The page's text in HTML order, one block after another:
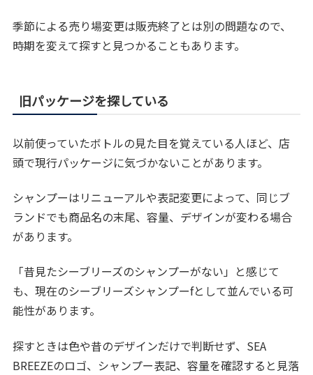
季節による売り場変更は販売終了とは別の問題なので、
時期を変えて探すと見つかることもあります。
旧パッケージを探している
以前使っていたボトルの見た目を覚えている人ほど、店
頭で現行パッケージに気づかないことがあります。
シャンプーはリニューアルや表記変更によって、同じブ
ランドでも商品名の末尾、容量、デザインが変わる場合
があります。
「昔見たシーブリーズのシャンプーがない」と感じて
も、現在のシーブリーズシャンプーfとして並んでいる可
能性があります。
探すときは色や昔のデザインだけで判断せず、SEA
BREEZEのロゴ、シャンプー表記、容量を確認すると見落